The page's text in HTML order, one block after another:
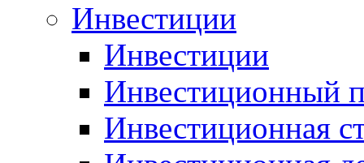
Инвестиции
Инвестиции
Инвестиционный
Инвестиционная